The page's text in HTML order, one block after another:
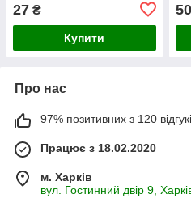
27 ₴
Купити
50
Про нас
97% позитивних з 120
Працює з 18.02.2020
м. Харків
вул. Гостинний двір 9,